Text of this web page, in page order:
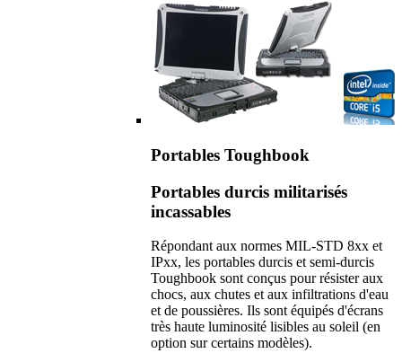
Portables Toughbook
Portables durcis militarisés
incassables
Répondant aux normes MIL-STD 8xx et
IPxx, les portables durcis et semi-durcis
Toughbook sont conçus pour résister aux
chocs, aux chutes et aux infiltrations d'eau
et de poussières. Ils sont équipés d'écrans
très haute luminosité lisibles au soleil (en
option sur certains modèles).